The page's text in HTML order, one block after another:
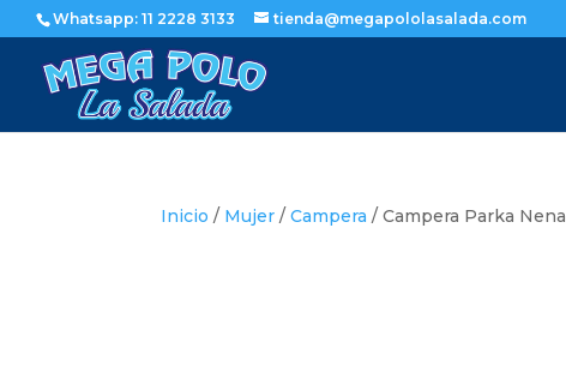
Whatsapp: 11 2228 3133 tienda@megapololasalada.com
Inicio / Mujer /Campera / Campera Parka Nena